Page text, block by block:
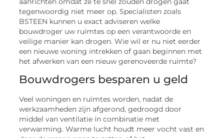
tegenwoordig niet meer op. Specialisten zoals
BSTEEN kunnen u exact adviseren welke
bouwdroger uw ruimtes op een verantwoorde en
veilige manier kan drogen. Wie wil er nu niet eerder
een nieuwe woning intrekken of gaan beginnen met
het afwerken van een nieuw gerenoveerde ruimte?
Bouwdrogers besparen u geld
Veel woningen en ruimtes worden, nadat de
werkzaamheden zijn afgerond, gedroogd door
middel van ventilatie in combinatie met
verwarming. Warme lucht houdt meer vocht vast en